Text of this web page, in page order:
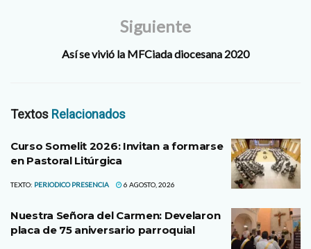
Siguiente
Así se vivió la MFCiada diocesana 2020
Textos Relacionados
Curso Somelit 2026: Invitan a formarse
en Pastoral Litúrgica
TEXTO: PERIODICO PRESENCIA 6 AGOSTO, 2026
Nuestra Señora del Carmen: Develaron
placa de 75 aniversario parroquial